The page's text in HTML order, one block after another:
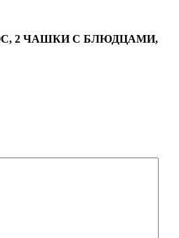
2 ЧАШКИ С БЛЮДЦАМИ,